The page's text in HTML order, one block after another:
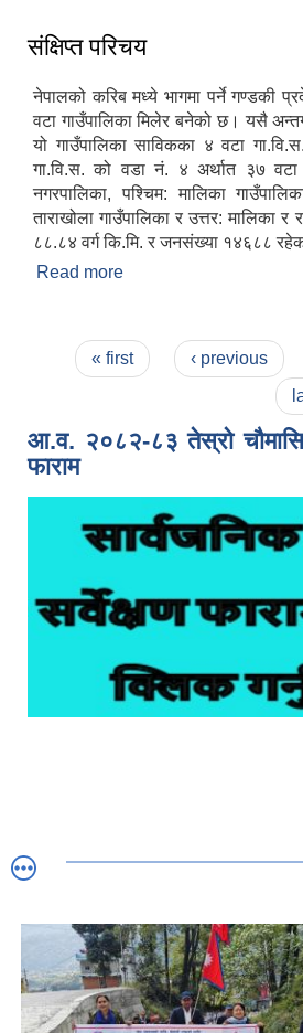
संक्षिप्त परिचय
नेपालको करिब मध्ये भागमा पर्ने गण्डकी
वटा गाउँपालिका मिलेर बनेको छ। यसै
यो गाउँपालिका साविकका ४ वटा
गा.वि.स. को वडा नं. ४ अर्थात ३७
नगरपालिका, पश्चिम: मालिका
ताराखोला गाउँपालिका र उत्तर: मालिका
८८.८४ वर्ग कि.मि. र जनसंख्या १४६८८
Read more
Pages
« first ‹ previous
आ.व. २०८२-८३ तेस्रो
फाराम